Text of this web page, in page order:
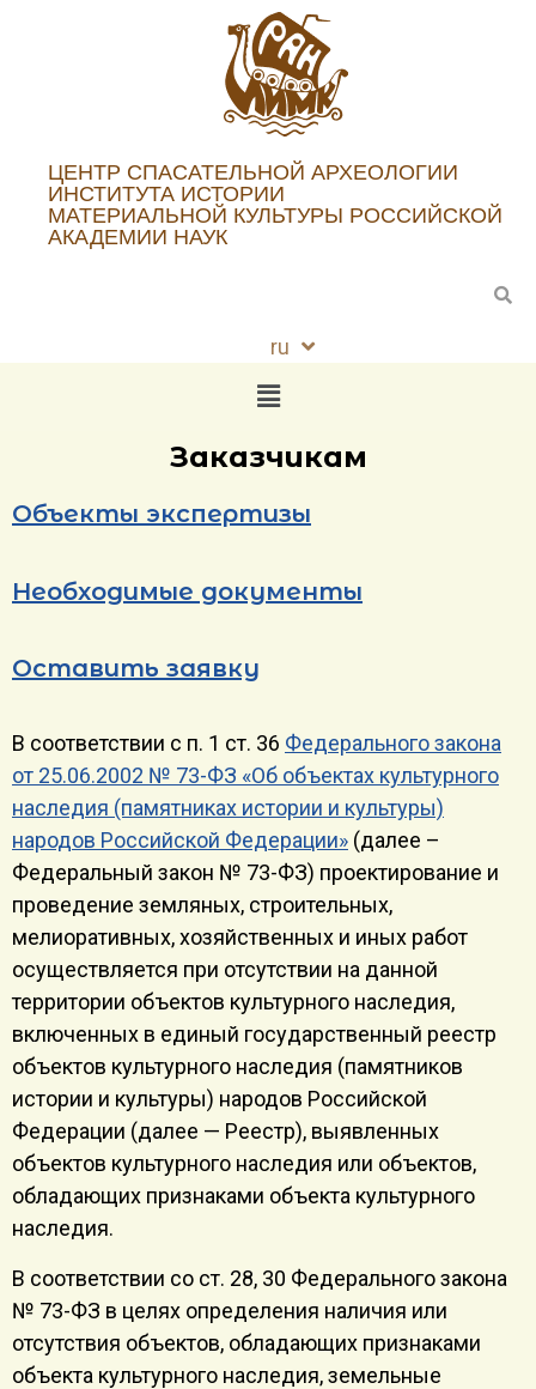
ЦЕНТР СПАСАТЕЛЬНОЙ АРХЕОЛОГИИ
ИНСТИТУТА ИСТОРИИ
МАТЕРИАЛЬНОЙ КУЛЬТУРЫ РОССИЙСКОЙ
АКАДЕМИИ НАУК
ru
en
Заказчикам
Объекты экспертизы
Необходимые документы
Оставить заявку
В соответствии с п. 1 ст. 36 Федерального закона
от 25.06.2002 № 73-ФЗ «Об объектах культурного
наследия (памятниках истории и культуры)
народов Российской Федерации» (далее –
Федеральный закон № 73-ФЗ) проектирование и
проведение земляных, строительных,
мелиоративных, хозяйственных и иных работ
осуществляется при отсутствии на данной
территории объектов культурного наследия,
включенных в единый государственный реестр
объектов культурного наследия (памятников
истории и культуры) народов Российской
Федерации (далее — Реестр), выявленных
объектов культурного наследия или объектов,
обладающих признаками объекта культурного
наследия.
В соответствии со ст. 28, 30 Федерального закона
№ 73-ФЗ в целях определения наличия или
отсутствия объектов, обладающих признаками
объекта культурного наследия, земельные